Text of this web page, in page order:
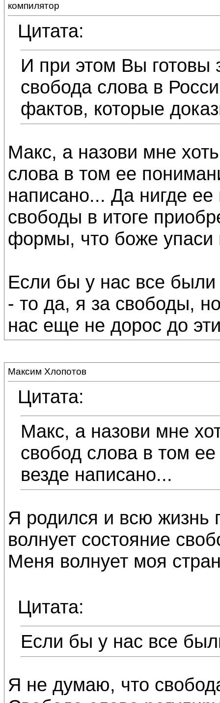
компилятор
Цитата:
И при этом Вы готовы
свобода слова в
фактов, которые
Макс, а назови мне
слова в том ее
написано... Да нигде
свободы в итоге
формы, что боже упаси
Если бы у нас все
- то да, я за свободы,
нас еще не дорос до
Максим Хлопотов
Цитата:
Макс, а назови мне
свобод слова в том
везде написано...
Я родился и всю
волнует состояние
Меня волнует моя
Цитата:
Если бы у нас все
Я не думаю, что